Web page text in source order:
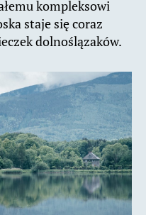
kompleksowi
staje się coraz
dolnoślązaków.